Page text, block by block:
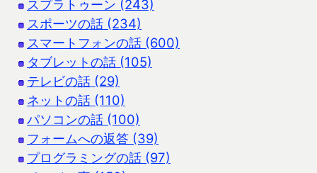
スプラトゥーン (243)
スポーツの話 (234)
スマートフォンの話 (600)
タブレットの話 (105)
テレビの話 (29)
ネットの話 (110)
パソコンの話 (100)
フォームへの返答 (39)
プログラミングの話 (97)